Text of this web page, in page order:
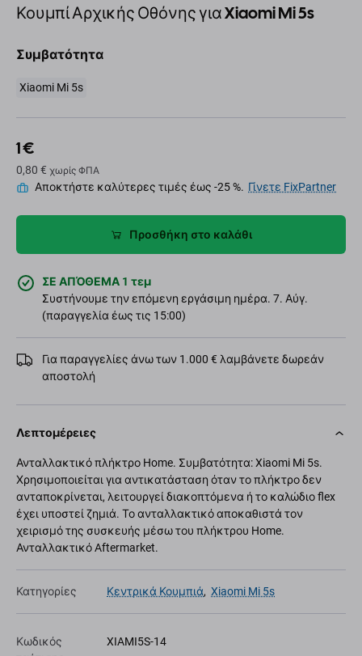
Κουμπί Αρχικής Οθόνης για Xiaomi Mi 5s
Συμβατότητα
Xiaomi Mi 5s
1 €
0,80 € χωρίς ΦΠΑ
Αποκτήστε καλύτερες τιμές έως -25 %. Γίνετε FixPartner
Προσθήκη στο καλάθι
ΣΕ ΑΠΌΘΕΜΑ 1 τεμ
Συστήνουμε την επόμενη εργάσιμη ημέρα. 7. Αύγ.
(παραγγελία έως τις 15:00)
Για παραγγελίες άνω των 1.000 € λαμβάνετε δωρεάν
αποστολή
Λεπτομέρειες
Ανταλλακτικό πλήκτρο Home. Συμβατότητα: Xiaomi Mi 5s.
Χρησιμοποιείται για αντικατάσταση όταν το πλήκτρο δεν
ανταποκρίνεται, λειτουργεί διακοπτόμενα ή το καλώδιο flex
έχει υποστεί ζημιά. Το ανταλλακτικό αποκαθιστά τον
χειρισμό της συσκευής μέσω του πλήκτρου Home.
Ανταλλακτικό Aftermarket.
Κατηγορίες Κεντρικά Κουμπιά, Xiaomi Mi 5s
Κωδικός
XIAMI5S-14